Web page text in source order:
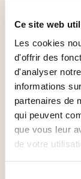
Ce site web
Les cookies
d'offrir des
d'analyser
informations
partenaires de
qui peuvent
que vous leur
de votre
sur un
et les